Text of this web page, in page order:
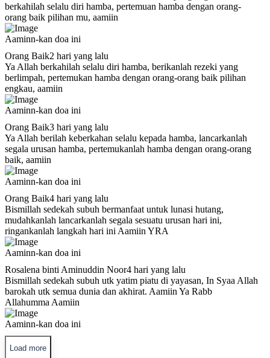
berkahilah selalu diri hamba, pertemuan hamba dengan orang-
orang baik pilihan mu, aamiin
Aaminn-kan doa ini
Orang Baik2 hari yang lalu
Ya Allah berkahilah selalu diri hamba, berikanlah rezeki yang
berlimpah, pertemukan hamba dengan orang-orang baik pilihan
engkau, aamiin
Aaminn-kan doa ini
Orang Baik3 hari yang lalu
Ya Allah berilah keberkahan selalu kepada hamba, lancarkanlah
segala urusan hamba, pertemukanlah hamba dengan orang-orang
baik, aamiin
Aaminn-kan doa ini
Orang Baik4 hari yang lalu
Bismillah sedekah subuh bermanfaat untuk lunasi hutang,
mudahkanlah lancarkanlah segala sesuatu urusan hari ini,
ringankanlah langkah hari ini Aamiin YRA
Aaminn-kan doa ini
Rosalena binti Aminuddin Noor4 hari yang lalu
Bismillah sedekah subuh utk yatim piatu di yayasan, In Syaa Allah
barokah utk semua dunia dan akhirat. Aamiin Ya Rabb
Allahumma Aamiin
Aaminn-kan doa ini
Load more